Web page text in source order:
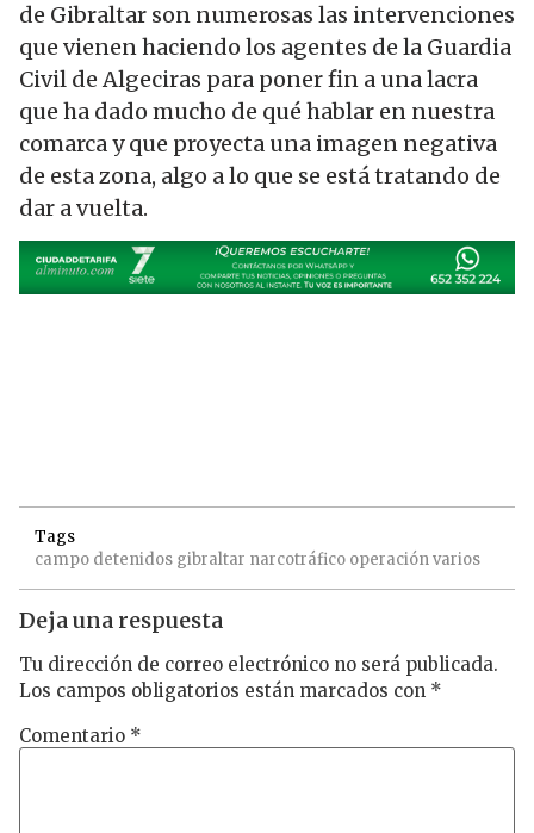
de Gibraltar son numerosas las intervenciones
que vienen haciendo los agentes de la Guardia
Civil de Algeciras para poner fin a una lacra
que ha dado mucho de qué hablar en nuestra
comarca y que proyecta una imagen negativa
de esta zona, algo a lo que se está tratando de
dar a vuelta.
Tags
campo detenidos gibraltar narcotráfico operaciónvarios
Deja una respuesta
Tu dirección de correo electrónico no será publicada.
Los campos obligatorios están marcados con *
Comentario *